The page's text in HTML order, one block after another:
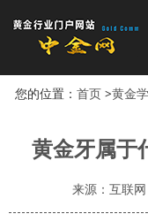
您的位置： 首页>黄金
黄金牙属于
来源：互联网